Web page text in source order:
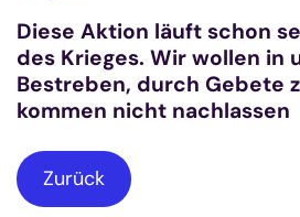
Diese Aktion läuft schon
des Krieges. Wir wollen in
Bestreben, durch Gebete
kommen nicht nachlassen
Zurück